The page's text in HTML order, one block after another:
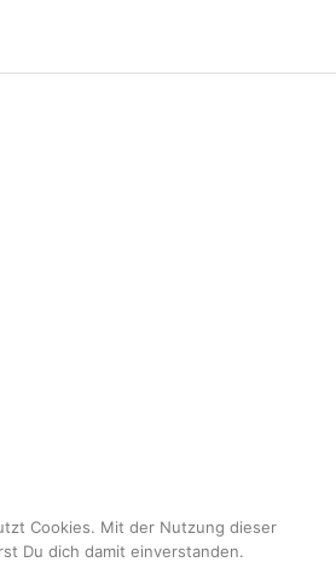
Cookies. Mit der Nutzung dieser
Du dich damit einverstanden.